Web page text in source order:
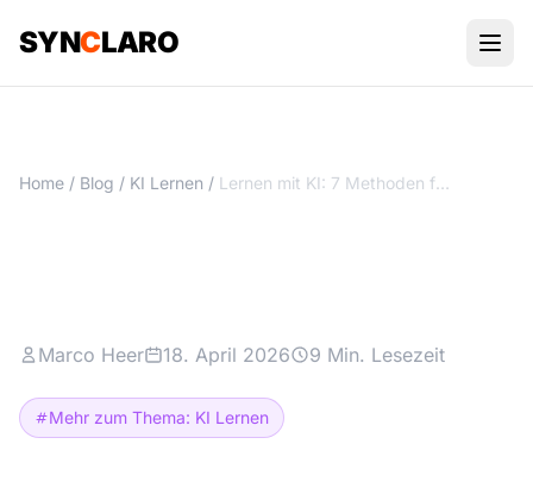
SYNCLARO
Home / Blog / KI Lernen / Lernen mit KI: 7 Methoden für echte Business-Erfolge!
Marco Heer 18. April 2026 9 Min. Lesezeit
Mehr zum Thema: KI Lernen